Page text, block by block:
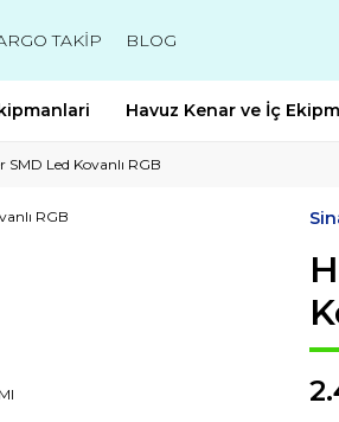
TAKİP BLOG
Havuz Kenar ve İç
SMD Led Kovanlı RGB